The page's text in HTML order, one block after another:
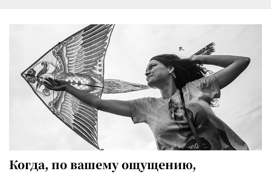
Когда, по вашему ощущению,